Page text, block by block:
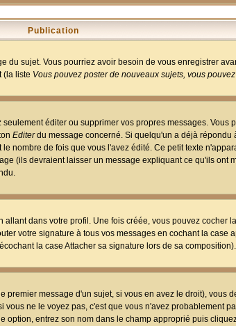
Publication
du sujet. Vous pourriez avoir besoin de vous enregistrer
(la liste Vous pouvez poster de nouveaux sujets, vous pouvez
éditer ou supprimer vos propres messages. Vous
Editerdu message concerné. Si quelqu'un a déjà répondu
nombre de fois que vous l'avez édité. Ce petit texte
(ils devraient laisser un message expliquant ce qu'ils ont
dans votre profil. Une fois créée, vous pouvez cocher
votre signature à tous vos messages en cochant la case
la case Attacher sa signature lors de sa composition).
message d'un sujet, si vous en avez le droit), vous
vous ne le voyez pas, c'est que vous n'avez probablement
option, entrez son nom dans le champ approprié puis